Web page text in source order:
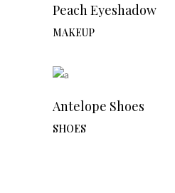
Peach Eyeshadow
MAKEUP
Antelope Shoes
SHOES